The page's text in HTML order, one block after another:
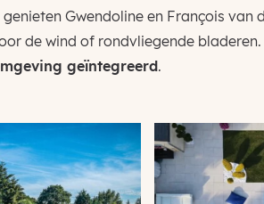
Gwendoline en François van
de wind of rondvliegende
geïntegreerd.